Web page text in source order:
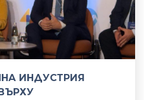
ИНДУСТРИЯ